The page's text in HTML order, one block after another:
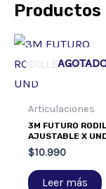
Productos
Articulaciones
3M FUTURO
AJUSTABLE X
$10.990
Leer más